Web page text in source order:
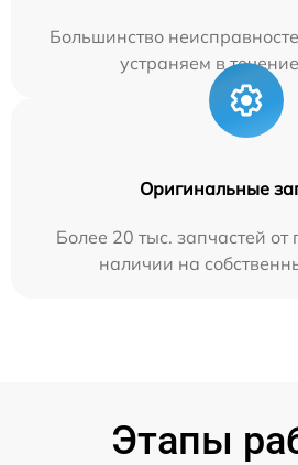
Большинство
устраняем в
Оригинальные
Более 20 тыс. запчастей от
наличии на
Этапы